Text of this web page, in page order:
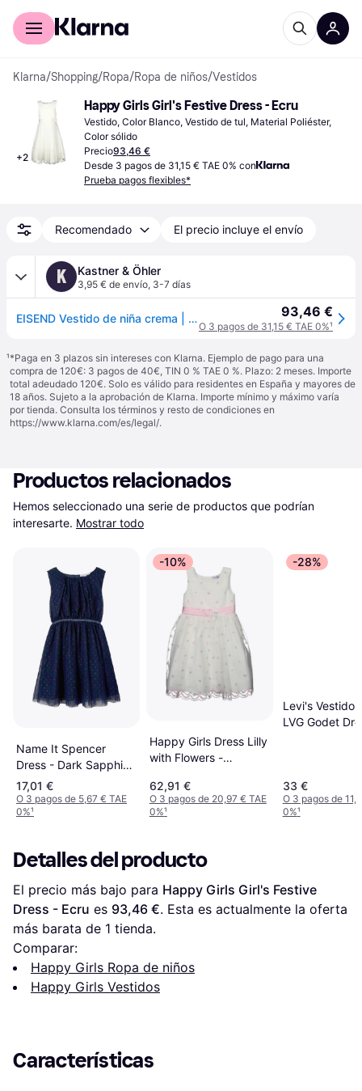
Comprar con Klarna
Klarna/Shopping/Ropa/Ropa de niños/Vestidos
+2
Happy Girls Girl's Festive Dress - Ecru
Vestido, Color Blanco, Vestido de tul, Material Poliéster,
Color sólido
Precio93,46 €
Desde 3 pagos de 31,15 € TAE 0% con
Prueba pagos flexibles*
Recomendado El precio incluye el envío
K Kastner & Öhler
3,95 € de envío, 3-7 días
EISEND Vestido de niña crema | 122 93,46 €
O 3 pagos de 31,15 € TAE 0%¹
¹*Paga en 3 plazos sin intereses con Klarna. Ejemplo de pago para una
compra de 120€: 3 pagos de 40€, TIN 0 % TAE 0 %. Plazo: 2 meses. Importe
total adeudado 120€. Solo es válido para residentes en España y mayores de
18 años. Sujeto a la aprobación de Klarna. Importe mínimo y máximo varía
por tienda. Consulta los términos y resto de condiciones en
https://www.klarna.com/es/legal/.
Productos relacionados
Hemos seleccionado una serie de productos que podrían
interesarte. Mostrar todo
Name It Spencer
Dress - Dark Sapphire
(13218323)
17,01 €
O 3 pagos de 5,67 € TAE
0%¹
-10%
Happy Girls Dress Lilly
with Flowers -
62,91 €
O 3 pagos de 20,97 € TAE
0%¹
-28%
Levi's Vestido
LVG Godet
33 €
O 3 pagos de
0%¹
Detalles del producto
El precio más bajo para Happy Girls Girl's Festive
Dress - Ecru es 93,46 €. Esta es actualmente la oferta
más barata de 1 tienda.
Comparar:
Happy Girls Ropa de niños
Happy Girls Vestidos
Características